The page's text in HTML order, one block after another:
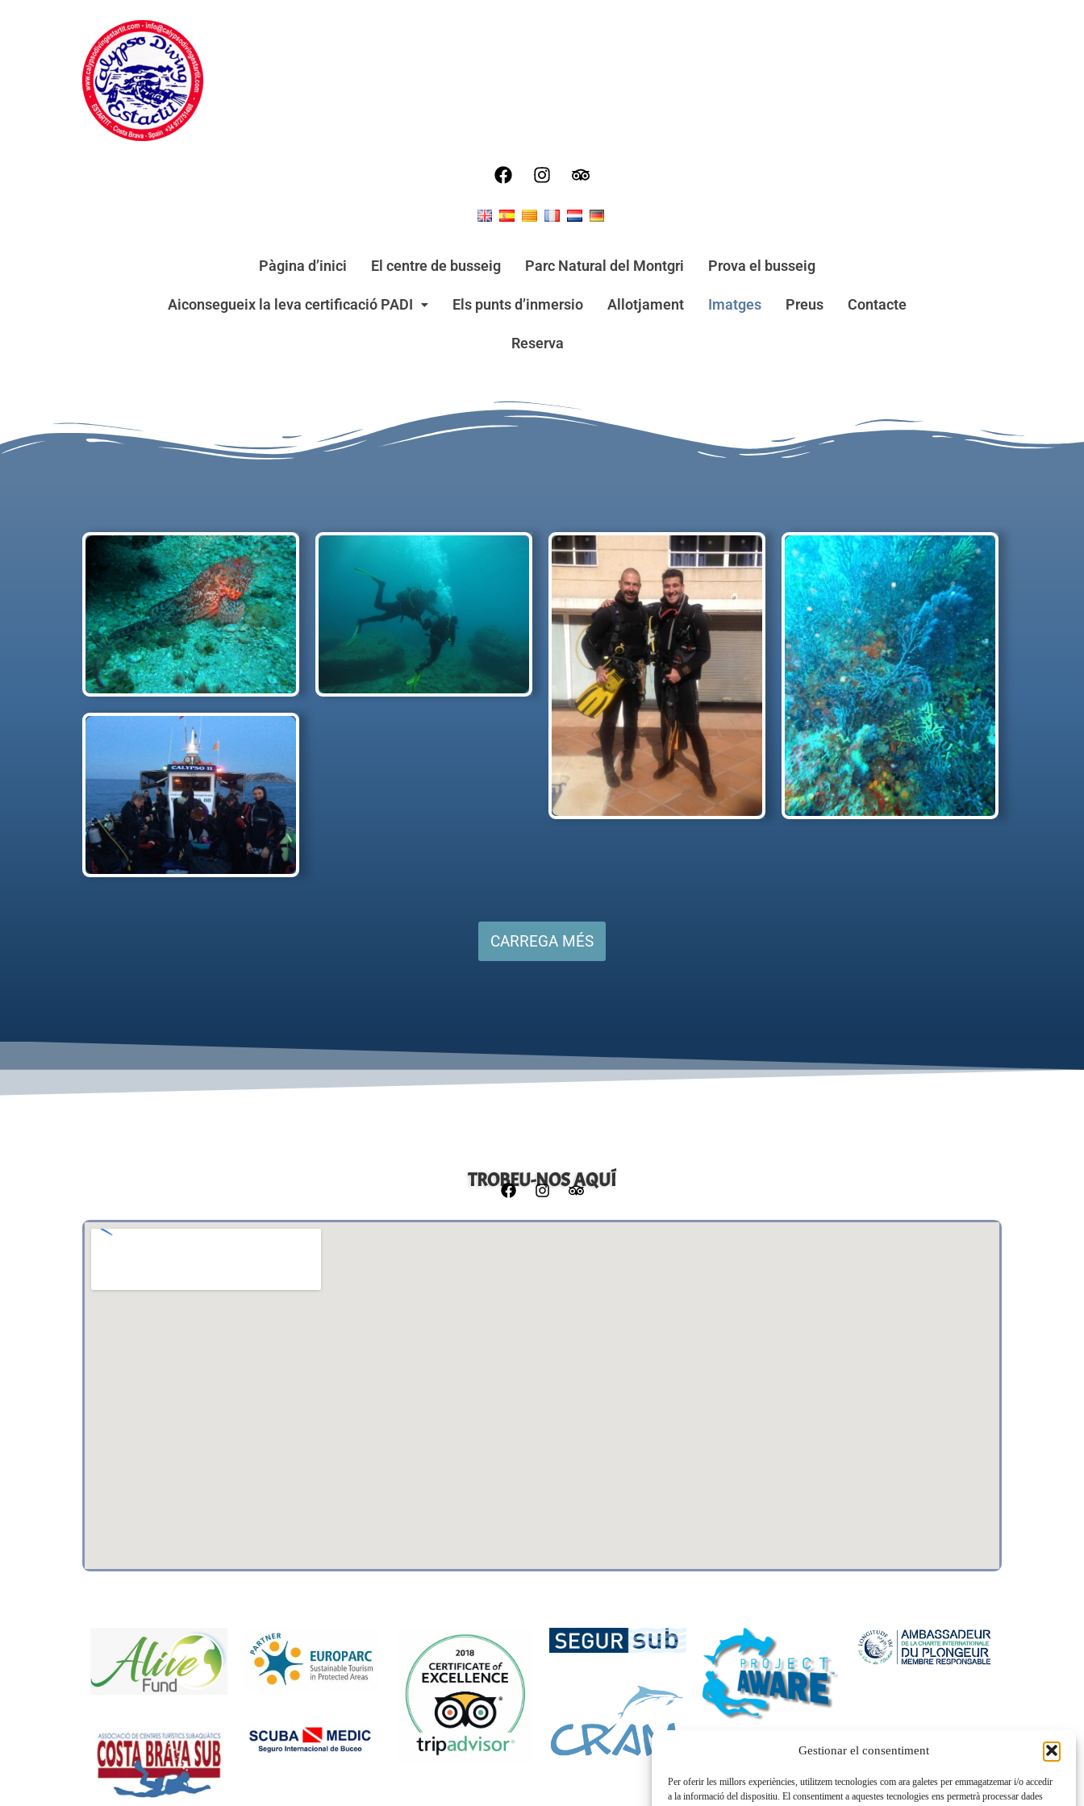
Gestionar el consentiment
Per oferir les millors experiències, utilitzem tecnologies com ara galetes per emmagatzemar i/o accedir
a la informació del dispositiu. El consentiment a aquestes tecnologies ens permetrà processar dades
Pàgina d’inici El centre de busseig Parc Natural del Montgri Prova el busseig
Aiconsegueix la leva certificació PADI Els punts d’inmersio Allotjament Imatges Preus Contacte
Reserva
CARREGA MÉS
TROBEU-NOS AQUÍ